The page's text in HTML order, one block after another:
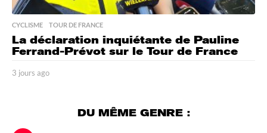
CYCLISME ,TOUR DE FRANCE
La déclaration inquiétante de Pauline
Ferrand-Prévot sur le Tour de France
3 jours ago
DU MÊME GENRE :